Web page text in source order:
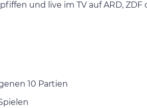
und live im TV auf ARD, ZDF
10 Partien